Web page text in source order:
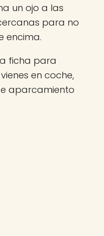
un ojo a las
para no
encima.
ficha para
en coche,
aparcamiento